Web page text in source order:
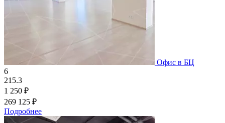
Офис в БЦ
6
215.3
1 250 ₽
269 125 ₽
Подробнее